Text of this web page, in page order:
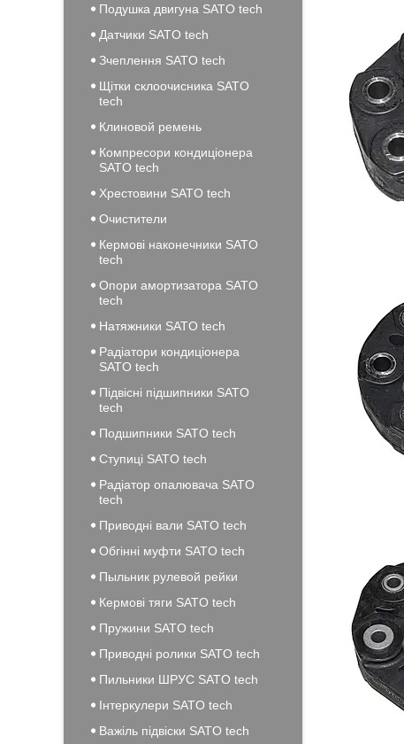
Подушка двигуна SATO tech
Датчики SATO tech
Зчеплення SATO tech
Щітки склоочисника SATO
tech
Клиновой ремень
Компресори кондиціонера
SATO tech
Хрестовини SATO tech
Очистители
Кермові наконечники SATO
tech
Опори амортизатора SATO
tech
Натяжники SATO tech
Радіатори кондиціонера
SATO tech
Підвісні підшипники SATO
tech
Подшипники SATO tech
Ступиці SATO tech
Радіатор опалювача SATO
tech
Приводні вали SATO tech
Обгінні муфти SATO tech
Пыльник рулевой рейки
Кермові тяги SATO tech
Пружини SATO tech
Приводні ролики SATO tech
Пильники ШРУС SATO tech
Інтеркулери SATO tech
Важіль підвіски SATO tech